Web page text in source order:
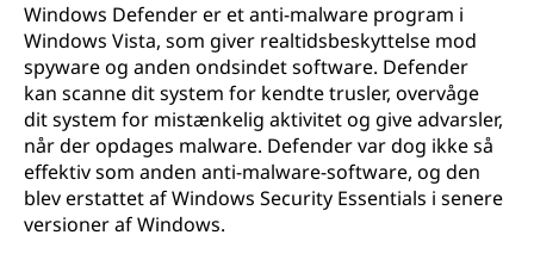
Windows Defender er et anti-malware program i
Windows Vista, som giver realtidsbeskyttelse mod
spyware og anden ondsindet software. Defender
kan scanne dit system for kendte trusler, overvåge
dit system for mistænkelig aktivitet og give advarsler,
når der opdages malware. Defender var dog ikke så
effektiv som anden anti-malware-software, og den
blev erstattet af Windows Security Essentials i senere
versioner af Windows.